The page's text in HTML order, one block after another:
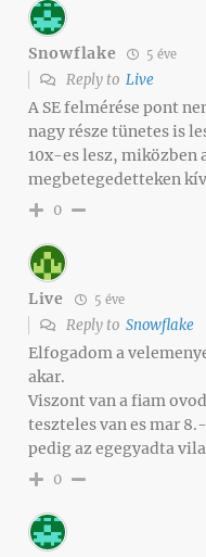
Snowflake 5 éve
Reply to Live
A SE felmérése pont
nagy része tünetes is
10x-es lesz, miközben
megbetegedetteken
0
Live 5 éve
Reply to Snowflake
Elfogadom a
akar.
Viszont van a fiam
teszteles van es mar
pedig az egegyadta
0